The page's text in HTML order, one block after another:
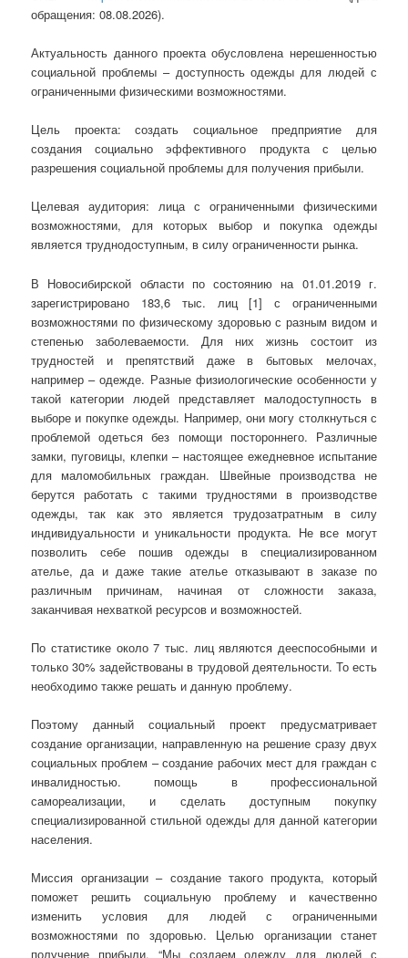
обращения: 08.08.2026).
Актуальность данного проекта обусловлена нерешенностью
социальной проблемы – доступность одежды для людей с
ограниченными физическими возможностями.
Цель проекта: создать социальное предприятие для
создания социально эффективного продукта с целью
разрешения социальной проблемы для получения прибыли.
Целевая аудитория: лица с ограниченными физическими
возможностями, для которых выбор и покупка одежды
является труднодоступным, в силу ограниченности рынка.
В Новосибирской области по состоянию на 01.01.2019 г.
зарегистрировано 183,6 тыс. лиц [1] с ограниченными
возможностями по физическому здоровью с разным видом и
степенью заболеваемости. Для них жизнь состоит из
трудностей и препятствий даже в бытовых мелочах,
например – одежде. Разные физиологические особенности у
такой категории людей представляет малодоступность в
выборе и покупке одежды. Например, они могу столкнуться с
проблемой одеться без помощи постороннего. Различные
замки, пуговицы, клепки – настоящее ежедневное испытание
для маломобильных граждан. Швейные производства не
берутся работать с такими трудностями в производстве
одежды, так как это является трудозатратным в силу
индивидуальности и уникальности продукта. Не все могут
позволить себе пошив одежды в специализированном
ателье, да и даже такие ателье отказывают в заказе по
различным причинам, начиная от сложности заказа,
заканчивая нехваткой ресурсов и возможностей.
По статистике около 7 тыс. лиц являются дееспособными и
только 30% задействованы в трудовой деятельности. То есть
необходимо также решать и данную проблему.
Поэтому данный социальный проект предусматривает
создание организации, направленную на решение сразу двух
социальных проблем – создание рабочих мест для граждан с
инвалидностью. помощь в профессиональной
самореализации, и сделать доступным покупку
специализированной стильной одежды для данной категории
населения.
Миссия организации – создание такого продукта, который
поможет решить социальную проблему и качественно
изменить условия для людей с ограниченными
возможностями по здоровью. Целью организации станет
получение прибыли. “Мы создаем одежду для людей с